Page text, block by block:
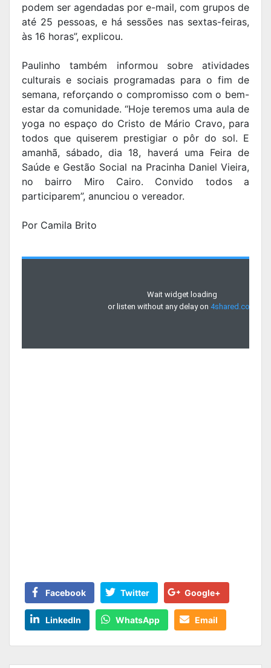
podem ser agendadas por e-mail, com grupos de
até 25 pessoas, e há sessões nas sextas-feiras,
às 16 horas”, explicou.
Paulinho também informou sobre atividades
culturais e sociais programadas para o fim de
semana, reforçando o compromisso com o bem-
estar da comunidade. “Hoje teremos uma aula de
yoga no espaço do Cristo de Mário Cravo, para
todos que quiserem prestigiar o pôr do sol. E
amanhã, sábado, dia 18, haverá uma Feira de
Saúde e Gestão Social na Pracinha Daniel Vieira,
no bairro Miro Cairo. Convido todos a
participarem”, anunciou o vereador.
Por Camila Brito
Facebook Twitter Google+
LinkedIn WhatsApp Email